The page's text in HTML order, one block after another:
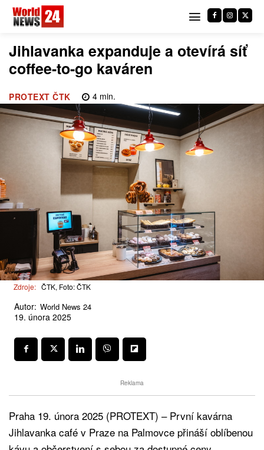
Jihlavanka expanduje a otevírá síť
coffee-to-go kaváren
PROTEXT ČTK 4min.
Zdroje: ČTK, Foto: ČTK
Autor: World News 24
19. února 2025
Reklama
Praha 19. února 2025 (PROTEXT) – První kavárna
Jihlavanka café v Praze na Palmovce přináší oblíbenou